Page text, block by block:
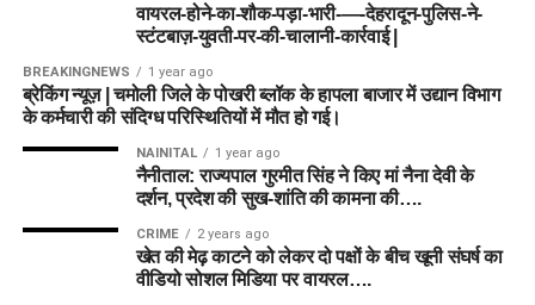
आंकड़ों, टॉस अपडेट और पिच स्थिति के आधार पर अपनी फाइनल
टीम बनाएं।
अस्वीकरण (Disclaimer): फैंटेसी स्पोर्ट्स में वित्तीय जोखिम शामिल है।
कृपया अपनी जिम्मेदारी और जोखिम पर खेलें।
Ryan Rickelton
Wicketkeeper
Usman Tariq
Bowler
Budget Picks
कम क्रेडिट में शानदार विकल्प।
वायरल-होने-का-शौक-पड़ा-भारी-—-देहरादून-पुलिस-ने-
स्टंटबाज़-युवती-पर-की-चालानी-कार्रवाई |
BREAKINGNEWS 1 year ago
ब्रेकिंग न्यूज़ | चमोली जिले के पोखरी ब्लॉक के हापला बाजार में उद्यान विभाग
के कर्मचारी की संदिग्ध परिस्थितियों में मौत हो गई।
NAINITAL 1 year ago
नैनीताल: राज्यपाल गुरमीत सिंह ने किए मां नैना देवी के
दर्शन, प्रदेश की सुख-शांति की कामना की….
CRIME 2 years ago
खेत की मेढ़ काटने को लेकर दो पक्षों के बीच खूनी संघर्ष का
वीडियो सोशल मिडिया पर वायरल….